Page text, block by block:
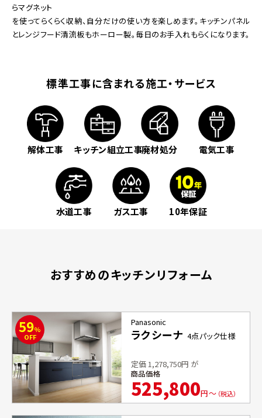
らマグネット
を使ってらくらく収納、自分だけの使い方を楽しめます。キッチンパネル
とレンジフード清流板もホーロー製。毎日のお手入れもらくになります。
標準工事に含まれる施工・サービス
解体工事 キッチン組立工事廃材処分 電気工事
水道工事 ガス工事 10年保証
おすすめのキッチンリフォーム
59%
OFF
Panasonic
ラクシーナ 4点パック仕様
定価 1,278,750円 が
525,800円〜 （税込）